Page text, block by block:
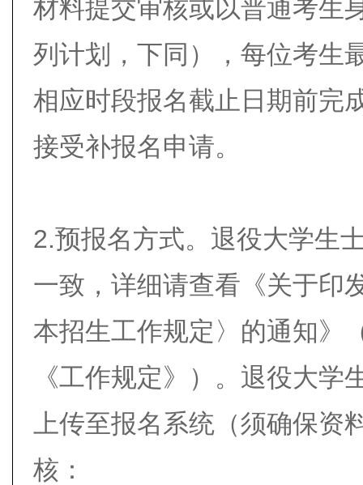
材料提交审核或以普通考生
列计划，下同），每位考生
相应时段报名截止日期前完
接受补报名申请。
2.预报名方式。退役大学生
一致，详细请查看《关于印
本招生工作规定〉的通知》
《工作规定》）。退役大
上传至报名系统（须确保
核：